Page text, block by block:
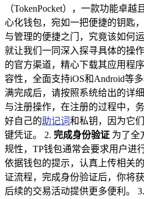
（TokenPocket），一款功能卓
心化钱包，宛如一把便捷的钥匙
与管理的便捷之门，究竟该如何
就让我们一同深入探寻具体的操
的官方渠道，精心下载其应用程
容性，全面支持iOS和Android等
满完成后，请按照系统给出的详
与注册操作，在注册的过程中，
好自己的助记词和私钥，因为它
键凭证。 2. 完成身份验证 为了全
规性，TP钱包通常会要求用户进
依据钱包的提示，认真上传相关
证流程，完成身份验证后，你将
后续的交易活动提供更多便利。 3.